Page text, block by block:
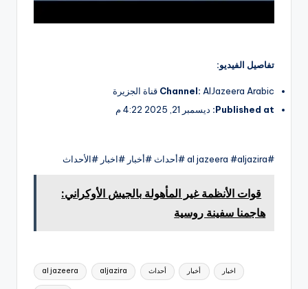
تفاصيل الفيديو:
Channel: AlJazeera Arabic قناة الجزيرة
Published at: ديسمبر 21, 2025 4:22 م
#al jazeera #aljazira #أحداث #أخبار #اخبار #الأحداث
قوات الأنظمة غير المأهولة بالجيش الأوكراني:
هاجمنا سفينة روسية
العلامات: al jazeera aljazira أحداث أخبار اخبار